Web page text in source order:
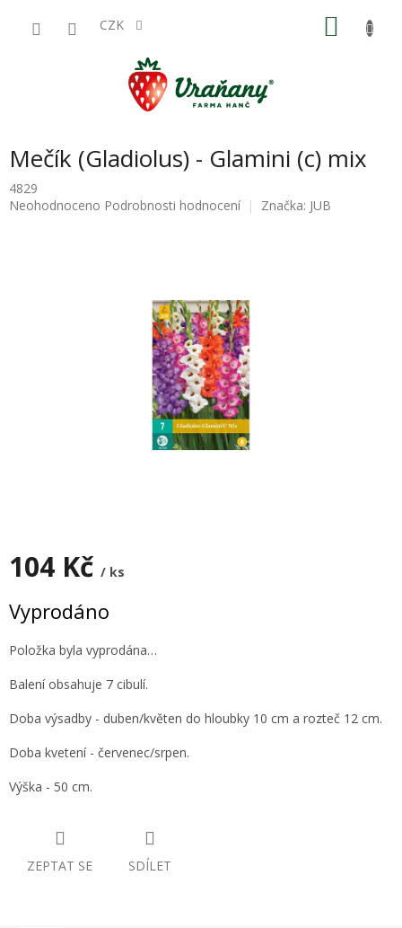
CZK
Mečík (Gladiolus) - Glamini (c) mix
4829
Průměrné
Neohodnoceno Podrobnosti hodnocení Značka: JUB
104 Kč / ks
cena:
Vyprodáno
Položka byla vyprodána…
Balení obsahuje 7 cibulí.
Doba výsadby - duben/květen do hloubky 10 cm a rozteč 12 cm.
Doba kvetení - červenec/srpen.
Výška - 50 cm.
ZEPTAT SE SDÍLET